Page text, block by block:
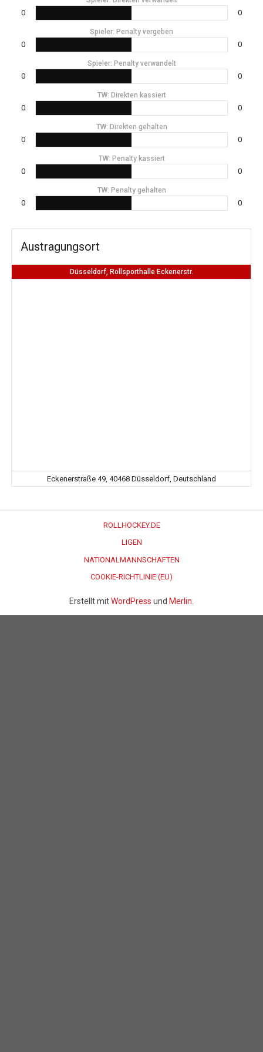
0 0
Spieler: Penalty vergeben
0 0
Spieler: Penalty verwandelt
0 0
TW: Direkten kassiert
0 0
TW: Direkten gehalten
0 0
TW: Penalty kassiert
0 0
TW: Penalty gehalten
0 0
Austragungsort
Düsseldorf, Rollsporthalle Eckenerstr.
Eckenerstraße 49, 40468 Düsseldorf, Deutschland
ROLLHOCKEY.DE
LIGEN
NATIONALMANNSCHAFTEN
COOKIE-RICHTLINIE (EU)
Erstellt mitWordPress und Merlin.